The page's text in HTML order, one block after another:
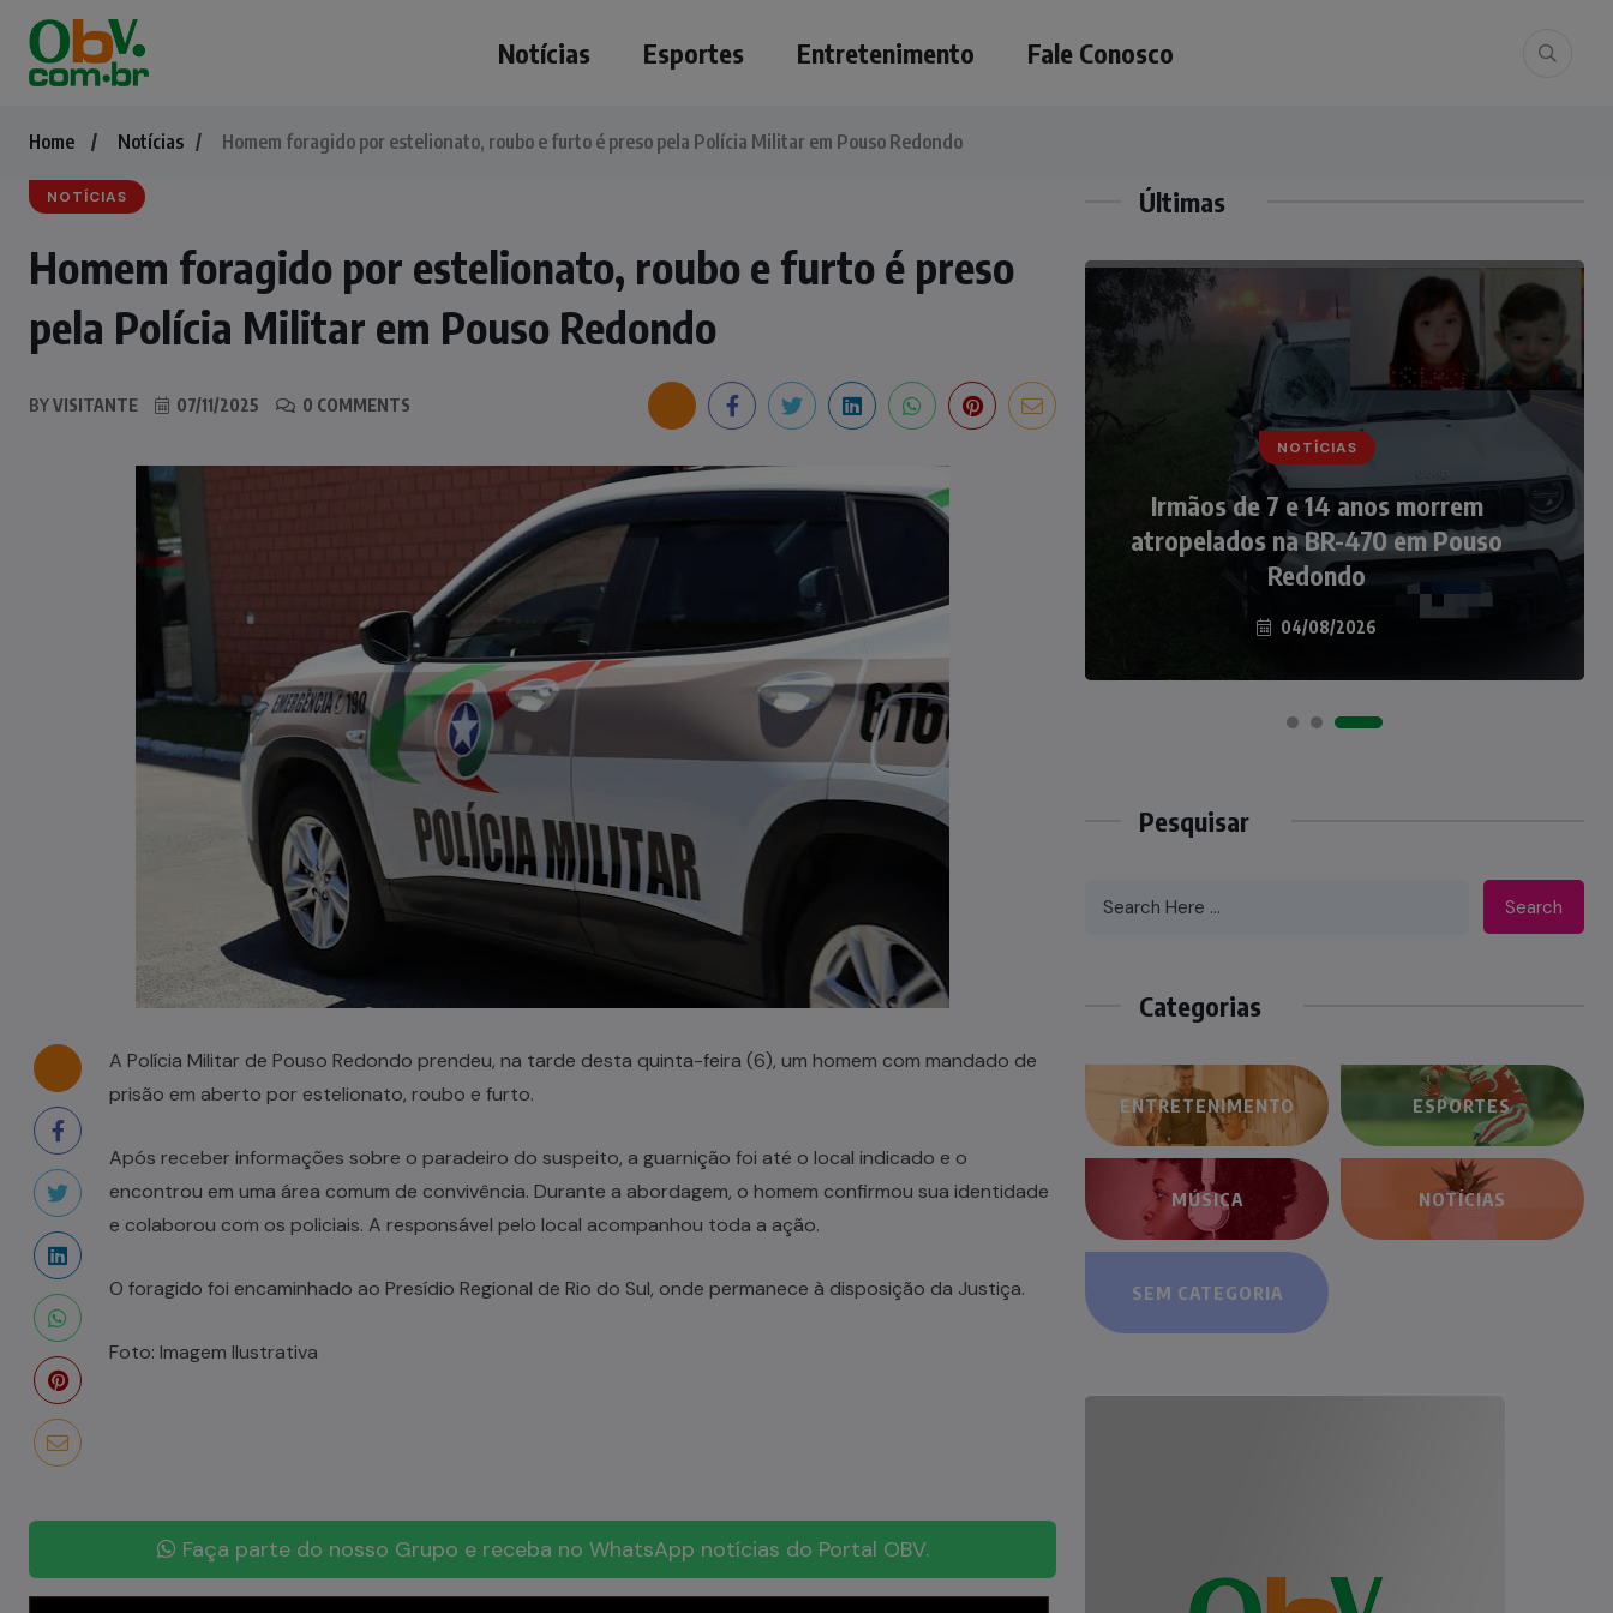
Notícias Esportes Entretenimento Fale Conosco
Home Notícias Homem foragido por estelionato, roubo e furto é preso pela Polícia Militar em Pouso Redondo
NOTÍCIAS
Homem foragido por estelionato, roubo e furto é preso
pela Polícia Militar em Pouso Redondo
BYVISITANTE 07/11/2025 0 COMMENTS
A Polícia Militar de Pouso Redondo prendeu, na tarde desta quinta-feira (6), um homem com mandado de
prisão em aberto por estelionato, roubo e furto.
Após receber informações sobre o paradeiro do suspeito, a guarnição foi até o local indicado e o
encontrou em uma área comum de convivência. Durante a abordagem, o homem confirmou sua identidade
e colaborou com os policiais. A responsável pelo local acompanhou toda a ação.
O foragido foi encaminhado ao Presídio Regional de Rio do Sul, onde permanece à disposição da Justiça.
Foto: Imagem Ilustrativa
Faça parte do nosso Grupo e receba no WhatsApp notícias do Portal OBV.
Últimas
Casal de idosos fica ferido após
veículo capotar em Pouso Redondo
07/08/2026
NOTÍCIAS
Irmãos de 7 e 14 anos morrem
atropelados na BR-470 em Pouso
Redondo
04/08/2026
NOTÍCIAS
Nádia Menegazzi leva o nome de
Taió ao palco do Programa Silvio
Santos
07/08/2026
Pesquisar
Search
Categorias
ENTRETENIMENTO ESPORTES
MÚSICA NOTÍCIAS
SEM CATEGORIA